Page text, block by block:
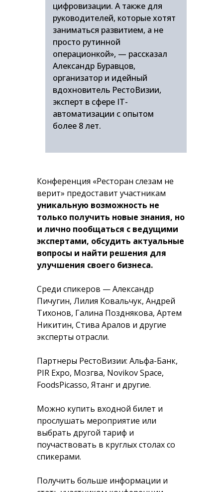
цифровизации. А также для
руководителей, которые хотят
заниматься развитием, а не
просто рутинной
операционкой», — рассказал
Александр Буравцов,
организатор и идейный
вдохновитель РестоВизии,
эксперт в сфере IT-
автоматизации с опытом
более 8 лет.
Конференция «Ресторан слезам не
верит» предоставит участникам
уникальную возможность не
только получить новые знания, но
и лично пообщаться с ведущими
экспертами, обсудить актуальные
вопросы и найти решения для
улучшения своего бизнеса.
Среди спикеров — Александр
Пичугин, Лилия Ковальчук, Андрей
Тихонов, Галина Позднякова, Артем
Никитин, Стива Аралов и другие
эксперты отрасли.
Партнеры РестоВизии: Альфа-Банк,
PIR Expo, Мозгва, Novikov Space,
FoodsPicasso, Ятанг и другие.
Можно купить входной билет и
прослушать мероприятие или
выбрать другой тариф и
поучаствовать в круглых столах со
спикерами.
Получить больше информации и